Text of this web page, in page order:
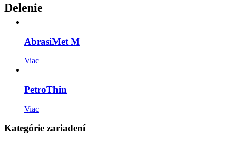
Delenie
AbrasiMet M
Viac
PetroThin
Viac
Kategórie zariadení